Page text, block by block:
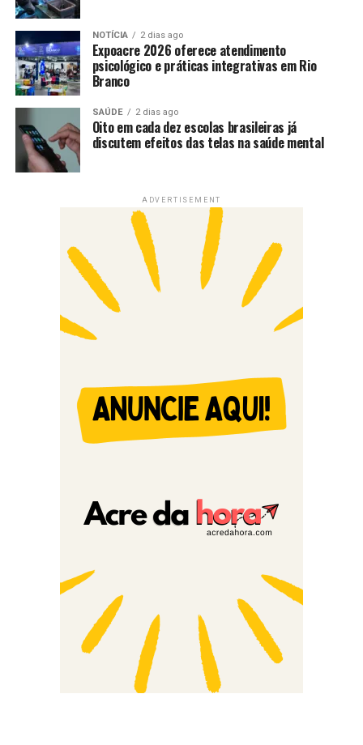
NOTÍCIA 2 dias ago
Expoacre 2026 oferece atendimento
psicológico e práticas integrativas em Rio
Branco
SAÚDE 2 dias ago
Oito em cada dez escolas brasileiras já
discutem efeitos das telas na saúde mental
ADVERTISEMENT